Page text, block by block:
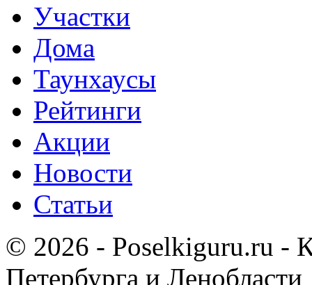
Участки
Дома
Таунхаусы
Рейтинги
Акции
Новости
Статьи
© 2026 - Poselkiguru.ru -
Петербурга и Ленобласти